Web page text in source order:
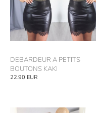
DEBARDEUR A PETITS
BOUTONS KAKI
22.90 EUR